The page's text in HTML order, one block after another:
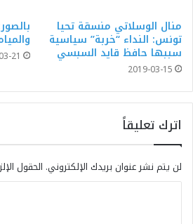
منال الوسلاتي منسقة تحيا
تونس: النداء “خربة” سياسية
سببها حافظ قايد السبسي
2019-03-15
21
اترك تعليقاً
لن يتم نشر عنوان بريدك الإلكتروني. الحقول